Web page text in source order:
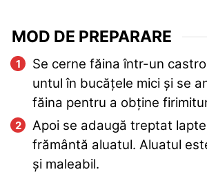
MOD DE PREPARARE
Se cerne făina într-un
untul în bucățele mici și se
făina pentru a obține
Apoi se adaugă treptat
frământă aluatul. Aluatul
și maleabil.